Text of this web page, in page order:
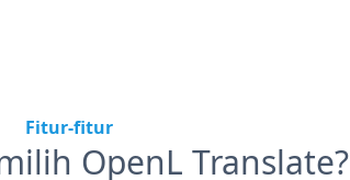
Fitur-fitur
OpenL Translate?